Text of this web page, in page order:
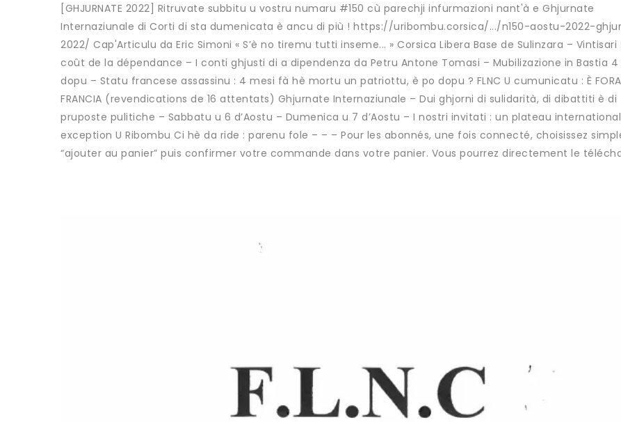
[GHJURNATE 2022] Ritruvate subbitu u vostru numaru #150 cù parechji infurmazioni nant'à e Ghjurnate
Internaziunale di Corti di sta dumenicata è ancu di più ! https://uribombu.corsica/.../n150-aostu-2022-
2022/ Cap'Articulu da Eric Simoni « S’è no tiremu tutti inseme... » Corsica Libera Base de Sulinzara – Vintisari
coût de la dépendance – I conti ghjusti di a dipendenza da Petru Antone Tomasi – Mubilizazione in Bastia 4
dopu – Statu francese assassinu : 4 mesi fà hè mortu un patriottu, è po dopu ? FLNC U cumunicatu : È
FRANCIA (revendications de 16 attentats) Ghjurnate Internaziunale – Dui ghjorni di sulidarità, di dibattiti è di
pruposte pulitiche – Sabbatu u 6 d’Aostu – Dumenica u 7 d’Aostu – I nostri invitati : un plateau international
exception U Ribombu Ci hè da ride : parenu fole – – – Pour les abonnés, une fois connecté, choisissez
“ajouter au panier” puis confirmer votre commande dans votre panier. Vous pourrez directement le